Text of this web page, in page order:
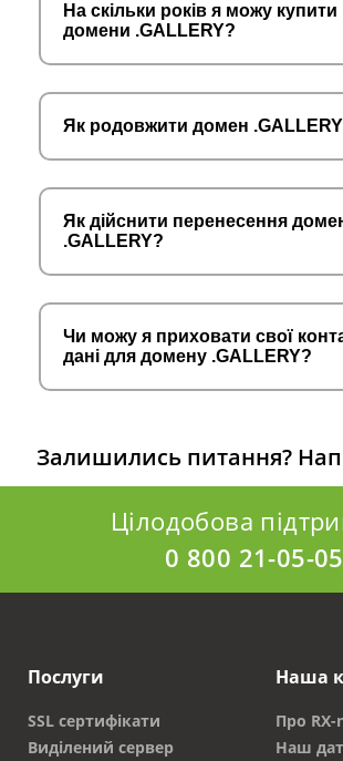
На скільки років я можу купити
домени .GALLERY?
Як родовжити домен
Як дійснити перенесення
.GALLERY?
Чи можу я приховати свої
дані для домену .GALLERY?
Залишились питання?
Цілодобова
0 800 21-05-05
Послуги
SSL сертифікати
Виділений сервер
Наша
Про RX-
Наш